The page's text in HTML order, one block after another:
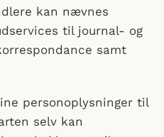
kan nævnes
til journal- og
samt
personoplysninger til
selv kan